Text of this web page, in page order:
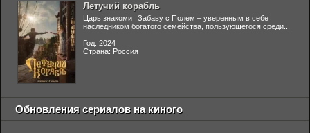
Летучий корабль
Царь знакомит Забаву с Полем – уверенным в себе
наследником богатого семейства, пользующегося среди...
Год: 2024
Страна: Россия
Обновления сериалов на киного